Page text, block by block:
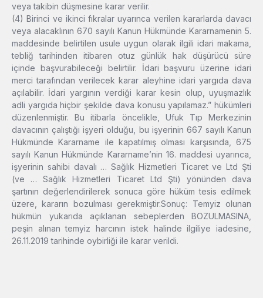
veya takibin düşmesine karar verilir.
(4) Birinci ve ikinci fıkralar uyarınca verilen kararlarda davacı
veya alacaklının 670 sayılı Kanun Hükmünde Kararnamenin 5.
maddesinde belirtilen usule uygun olarak ilgili idari makama,
tebliğ tarihinden itibaren otuz günlük hak düşürücü süre
içinde başvurabileceği belirtilir. İdari başvuru üzerine idari
merci tarafından verilecek karar aleyhine idari yargıda dava
açılabilir. İdari yargının verdiği karar kesin olup, uyuşmazlık
adli yargıda hiçbir şekilde dava konusu yapılamaz.” hükümleri
düzenlenmiştir. Bu itibarla öncelikle, Ufuk Tıp Merkezinin
davacının çalıştığı işyeri olduğu, bu işyerinin 667 sayılı Kanun
Hükmünde Kararname ile kapatılmış olması karşısında, 675
sayılı Kanun Hükmünde Kararname’nin 16. maddesi uyarınca,
işyerinin sahibi davalı … Sağlık Hizmetleri Ticaret ve Ltd Şti
(ve … Sağlık Hizmetleri Ticaret Ltd Şti) yönünden dava
şartının değerlendirilerek sonuca göre hüküm tesis edilmek
üzere, kararın bozulması gerekmiştir.Sonuç: Temyiz olunan
hükmün yukarıda açıklanan sebeplerden BOZULMASINA,
peşin alınan temyiz harcının istek halinde ilgiliye iadesine,
26.11.2019 tarihinde oybirliği ile karar verildi.